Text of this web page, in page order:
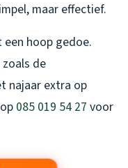
maar effectief.
hoop gedoe.
de
najaar extra op
085 019 54 27 voor